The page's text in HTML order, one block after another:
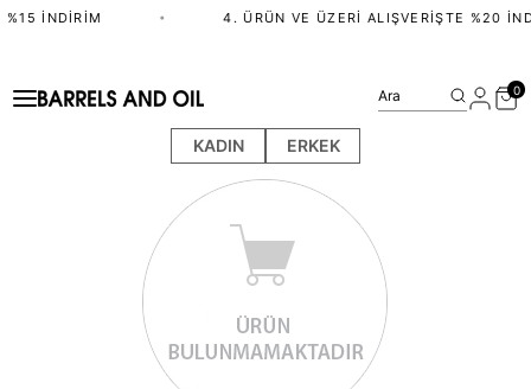
İNDIRIM • 4. ÜRÜN VE ÜZERI ALIŞVERIŞTE %20
KADIN ERKEK
Ara 0